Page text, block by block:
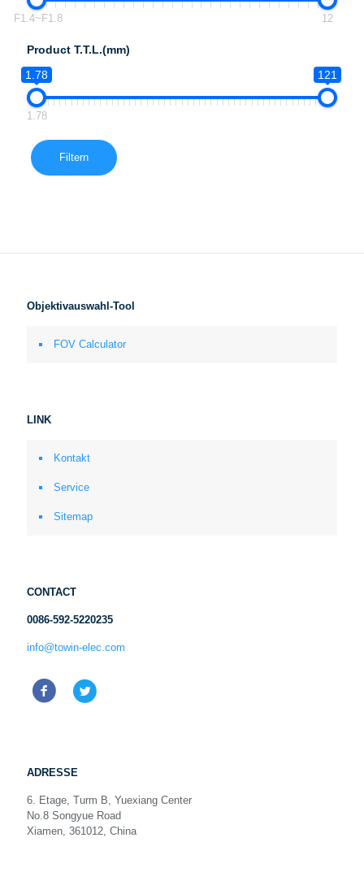
F1.4~F1.8 12
Product T.T.L.(mm)
1.78
121
1.78
Filtern
Objektivauswahl-Tool
FOV Calculator
LINK
Kontakt
Service
Sitemap
CONTACT
0086-592-5220235
info@towin-elec.com
ADRESSE
6. Etage, Turm B, Yuexiang Center
No.8 Songyue Road
Xiamen, 361012, China